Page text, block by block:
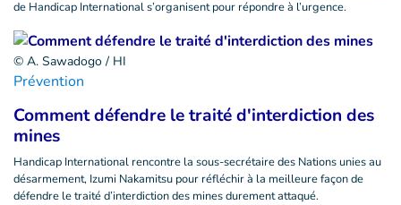
de Handicap International s’organisent pour répondre à l’urgence.
© A. Sawadogo / HI
Prévention
Comment défendre le traité d'interdiction des
mines
Handicap International rencontre la sous-secrétaire des Nations unies au
désarmement, Izumi Nakamitsu pour réfléchir à la meilleure façon de
défendre le traité d’interdiction des mines durement attaqué.